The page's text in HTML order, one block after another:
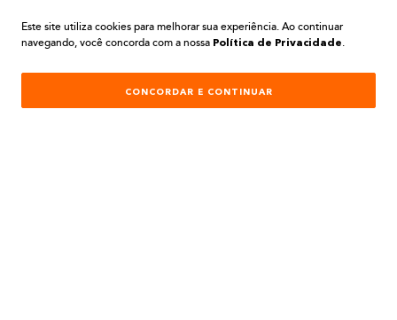
AJUDA E SUPORTE
ATENDIMENTO
Este site utiliza cookies para melhorar sua experiência. Ao continuar
navegando, você concorda com a nossa Política de Privacidade.
CONCORDAR E CONTINUAR